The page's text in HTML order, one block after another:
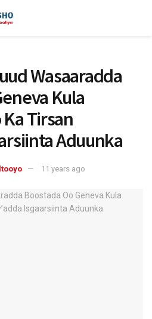
Wasaaradda
Kula
Tirsan
Aduunka
11 years ago